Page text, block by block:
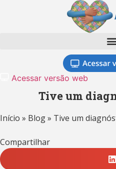
Acessar versão web
Tive um
Início » Blog» Tive um
Compartilhar